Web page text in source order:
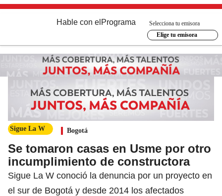
Hable con el Programa
Selecciona tu emisora
Elige tu emisora
Sigue La W Bogotá
Se tomaron casas en Usme por otro
incumplimiento de constructora
Sigue La W conoció la denuncia por un proyecto en
el sur de Bogotá y desde 2014 los afectados